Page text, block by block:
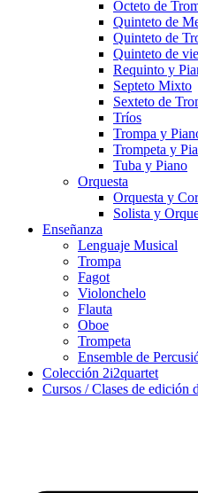
Octeto de
Quinteto de
Quinteto de
Quinteto de
Requinto y
Septeto Mixto
Sexteto de
Tríos
Trompa y
Trompeta y
Tuba y Piano
Orquesta
Orquesta y
Solista y
Enseñanza
Lenguaje Musical
Trompa
Fagot
Violonchelo
Flauta
Oboe
Trompeta
Ensemble de
Colección 2i2quartet
Cursos / Clases de edición